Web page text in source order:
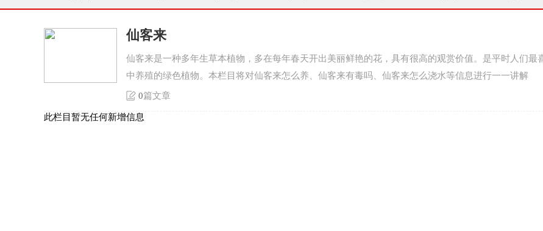
仙客来
仙客来是一种多年生草本植物，多在每年春天开出美丽鲜艳的花，具有很高的观赏价值。是平时人们最
中养殖的绿色植物。本栏目将对仙客来怎么养、仙客来有毒吗、仙客来怎么浇水等信息进行一一讲解
0篇文章
此栏目暂无任何新增信息